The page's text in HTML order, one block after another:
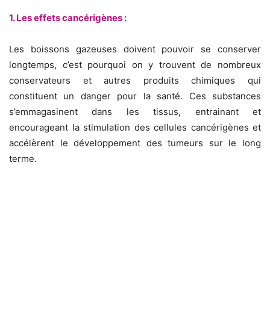
1. Les effets cancérigènes :
Les boissons gazeuses doivent pouvoir se conserver
longtemps, c’est pourquoi on y trouvent de nombreux
conservateurs et autres produits chimiques qui
constituent un danger pour la santé. Ces substances
s’emmagasinent dans les tissus, entrainant et
encourageant la stimulation des cellules cancérigènes et
accélèrent le développement des tumeurs sur le long
terme.